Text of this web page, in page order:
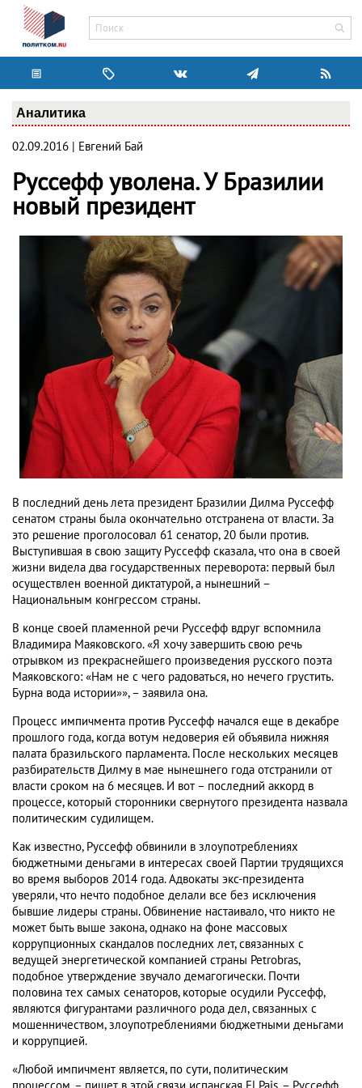
Аналитика
02.09.2016 | Евгений Бай
Руссефф уволена. У Бразилии
новый президент
В последний день лета президент Бразилии Дилма Руссефф
сенатом страны была окончательно отстранена от власти. За
это решение проголосовал 61 сенатор, 20 были против.
Выступившая в свою защиту Руссефф сказала, что она в своей
жизни видела два государственных переворота: первый был
осуществлен военной диктатурой, а нынешний –
Национальным конгрессом страны.
В конце своей пламенной речи Руссефф вдруг вспомнила
Владимира Маяковского. «Я хочу завершить свою речь
отрывком из прекраснейшего произведения русского поэта
Маяковского: «Нам не с чего радоваться, но нечего грустить.
Бурна вода истории»», – заявила она.
Процесс импичмента против Руссефф начался еще в декабре
прошлого года, когда вотум недоверия ей объявила нижняя
палата бразильского парламента. После нескольких месяцев
разбирательств Дилму в мае нынешнего года отстранили от
власти сроком на 6 месяцев. И вот – последний аккорд в
процессе, который сторонники свернутого президента назвала
политическим судилищем.
Как известно, Руссефф обвинили в злоупотреблениях
бюджетными деньгами в интересах своей Партии трудящихся
во время выборов 2014 года. Адвокаты экс-президента
уверяли, что нечто подобное делали все без исключения
бывшие лидеры страны. Обвинение настаивало, что никто не
может быть выше закона, однако на фоне массовых
коррупционных скандалов последних лет, связанных с
ведущей энергетической компанией страны Petrobras,
подобное утверждение звучало демагогически. Почти
половина тех самых сенаторов, которые осудили Руссефф,
являются фигурантами различного рода дел, связанных с
мошенничеством, злоупотреблениями бюджетными деньгами
и коррупцией.
«Любой импичмент является, по сути, политическим